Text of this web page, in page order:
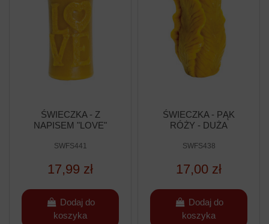
ŚWIECZKA - Z
NAPISEM "LOVE"
SWFS441
17,99 zł
Dodaj do
koszyka
ŚWIECZKA - PĄK
RÓŻY - DUŻA
SWFS438
17,00 zł
Dodaj do
koszyka